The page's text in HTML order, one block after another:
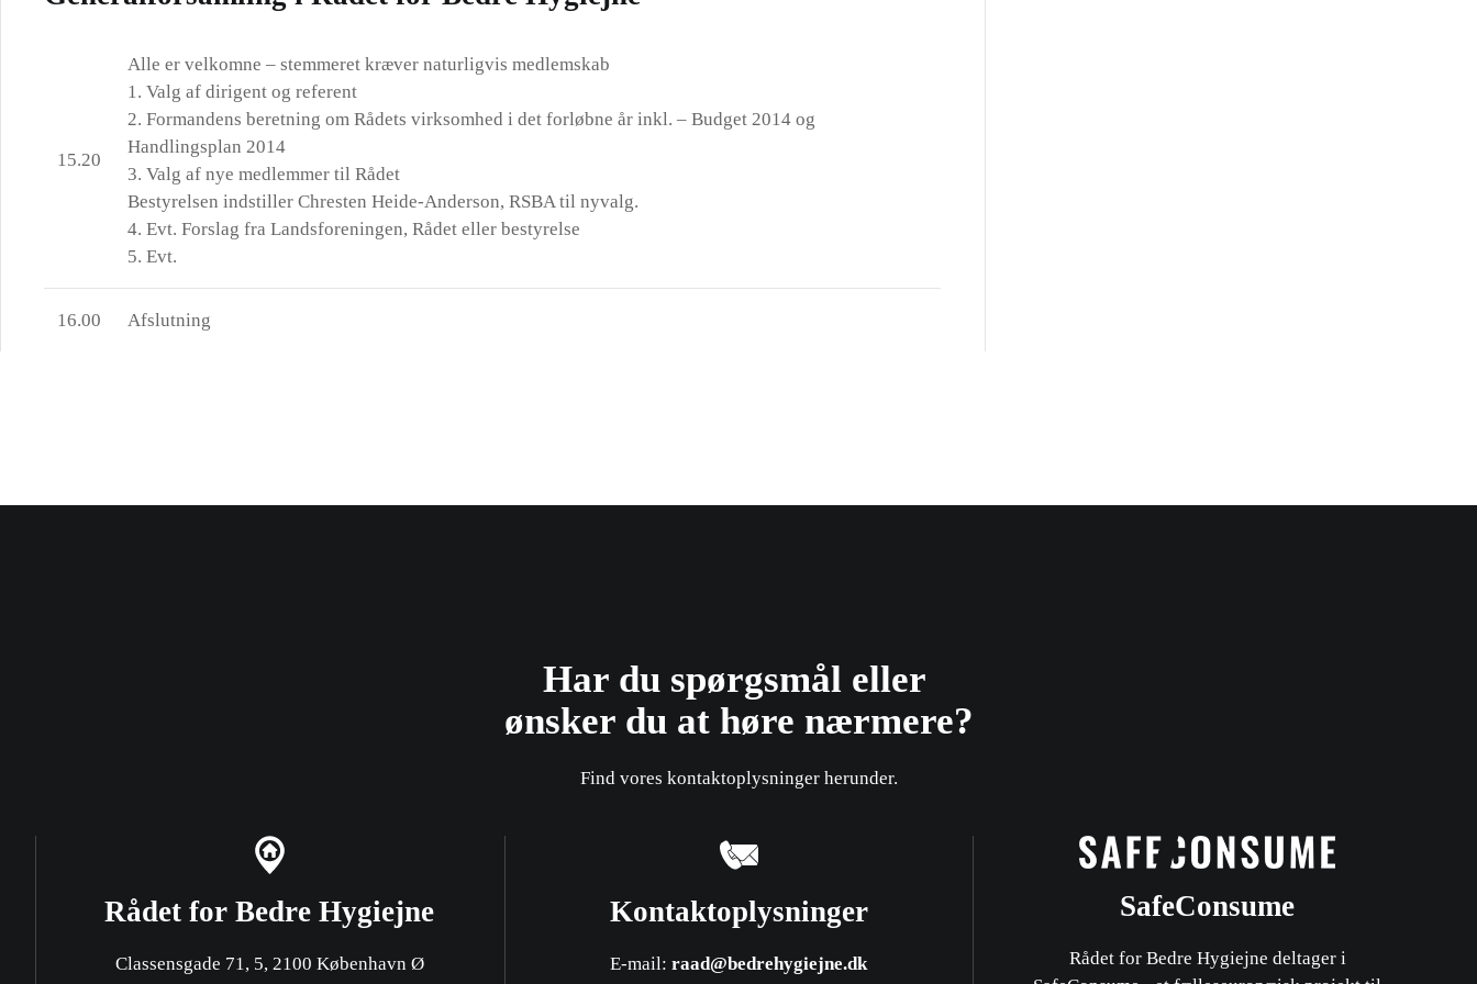
15.20
Alle er velkomne – stemmeret kræver naturligvis medlemskab
1. Valg af dirigent og referent
2. Formandens beretning om Rådets virksomhed i det forløbne år inkl. – Budget 2014 og
Handlingsplan 2014
3. Valg af nye medlemmer til Rådet
Bestyrelsen indstiller Chresten Heide-Anderson, RSBA til nyvalg.
4. Evt. Forslag fra Landsforeningen, Rådet eller bestyrelse
5. Evt.
16.00 Afslutning
Har du spørgsmål eller ​
ønsker du at høre nærmere?
Find vores kontaktoplysninger herunder.
Rådet for Bedre Hygiejne
Classensgade 71, 5, 2100 København Ø
Kontaktoplysninger
E-mail: raad@bedrehygiejne.dk
SafeConsume
Rådet for Bedre Hygiejne deltager i